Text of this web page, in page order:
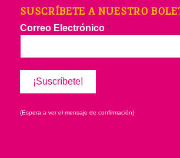
SUSCRÍBETE A NUESTRO
Correo Electrónico *
(Espera a ver el mensaje de confirmación)